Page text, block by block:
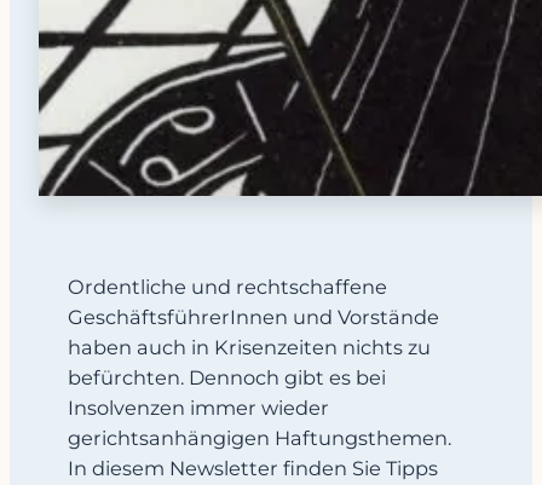
Ordentliche und rechtschaffene
GeschäftsführerInnen und Vorstände
haben auch in Krisenzeiten nichts zu
befürchten. Dennoch gibt es bei
Insolvenzen immer wieder
gerichtsanhängigen Haftungsthemen.
In diesem Newsletter finden Sie Tipps